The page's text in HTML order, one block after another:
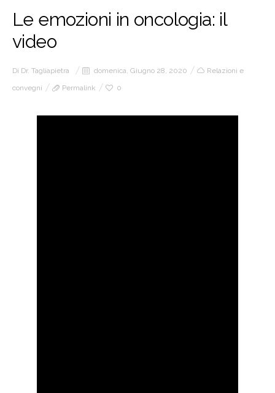
Le emozioni in oncologia: il
video
Di Dr. Tagliapietra domenica, Giugno 28, 2020
Relazioni e
convegni
Permalink 0